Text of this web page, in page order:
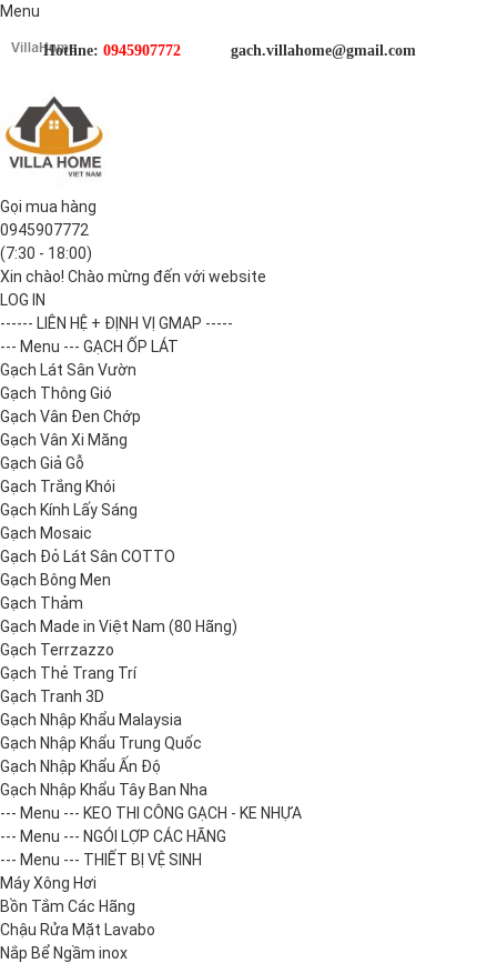
Menu
Hotline: 0945907772 gach.villahome@gmail.com
Gọi mua hàng
0945907772
(7:30 - 18:00)
Xin chào! Chào mừng đến với website
LOG IN
------ LIÊN HỆ + ĐỊNH VỊ GMAP -----
--- Menu --- GẠCH ỐP LÁT
Gạch Lát Sân Vườn
Gạch Thông Gió
Gạch Vân Đen Chớp
Gạch Vân Xi Măng
Gạch Giả Gỗ
Gạch Trắng Khói
Gạch Kính Lấy Sáng
Gạch Mosaic
Gạch Đỏ Lát Sân COTTO
Gạch Bông Men
Gạch Thảm
Gạch Made in Việt Nam (80 Hãng)
Gạch Terrzazzo
Gạch Thẻ Trang Trí
Gạch Tranh 3D
Gạch Nhập Khẩu Malaysia
Gạch Nhập Khẩu Trung Quốc
Gạch Nhập Khẩu Ấn Độ
Gạch Nhập Khẩu Tây Ban Nha
--- Menu --- KEO THI CÔNG GẠCH - KE NHỰA
--- Menu --- NGÓI LỢP CÁC HÃNG
--- Menu --- THIẾT BỊ VỆ SINH
Máy Xông Hơi
Bồn Tắm Các Hãng
Chậu Rửa Mặt Lavabo
Nắp Bể Ngầm inox